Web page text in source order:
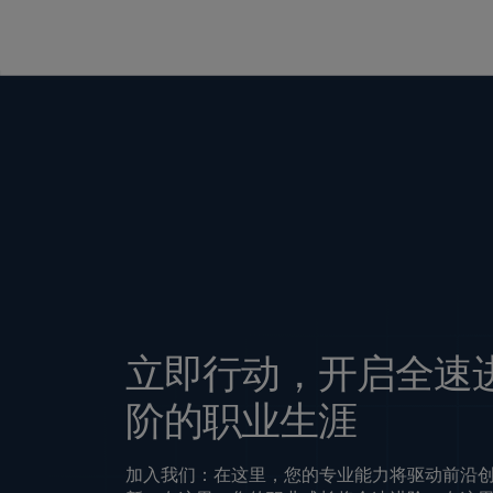
立即行动，开启全速
阶的职业生涯
加入我们：在这里，您的专业能力将驱动前沿